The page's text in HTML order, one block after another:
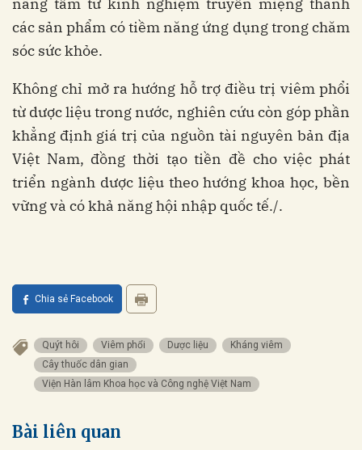
các sản phẩm có tiềm năng ứng dụng trong chăm
sóc sức khỏe.
Không chỉ mở ra hướng hỗ trợ điều trị viêm phổi
từ dược liệu trong nước, nghiên cứu còn góp phần
khẳng định giá trị của nguồn tài nguyên bản địa
Việt Nam, đồng thời tạo tiền đề cho việc phát
triển ngành dược liệu theo hướng khoa học, bền
vững và có khả năng hội nhập quốc tế./.
Chia sẻ Facebook
Quýt hôi Viêm phổi Dược liệu
Kháng viêm
Cây thuốc dân gian
Viện Hàn lâm Khoa học và Công nghệ Việt Nam
Bài liên quan